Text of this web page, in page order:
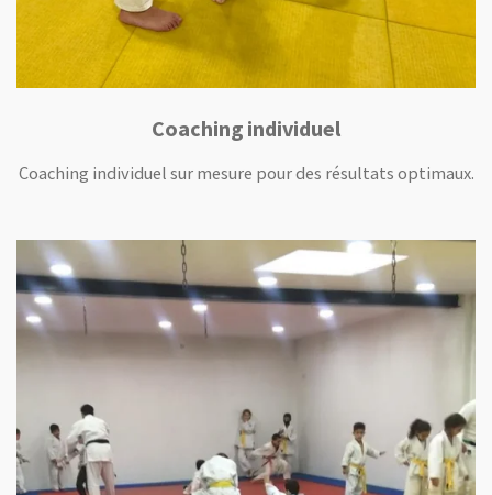
Coaching individuel
Coaching individuel sur mesure pour des résultats optimaux.